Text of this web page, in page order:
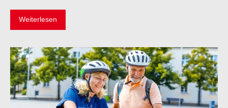
Weiterlesen